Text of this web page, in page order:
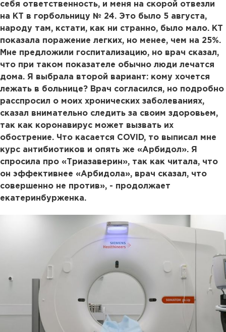
себя ответственность, и меня на скорой отвезли
на КТ в горбольницу № 24. Это было 5 августа,
народу там, кстати, как ни странно, было мало. КТ
показала поражение легких, но менее, чем на 25%.
Мне предложили госпитализацию, но врач сказал,
что при таком показателе обычно люди лечатся
дома. Я выбрала второй вариант: кому хочется
лежать в больнице? Врач согласился, но подробно
расспросил о моих хронических заболеваниях,
сказал внимательно следить за своим здоровьем,
так как коронавирус может вызвать их
обострение. Что касается COVID, то выписал мне
курс антибиотиков и опять же «Арбидол». Я
спросила про «Триазаверин», так как читала, что
он эффективнее «Арбидола», врач сказал, что
совершенно не против», - продолжает
екатеринбурженка.